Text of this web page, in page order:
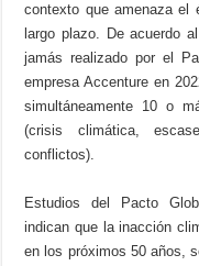
contexto que amenaza el
largo plazo. De acuerdo
jamás realizado por el
empresa Accenture en
simultáneamente 10 o
(crisis climática,
conflictos).
Estudios del Pacto
indican que la inacción
en los próximos 50 años,